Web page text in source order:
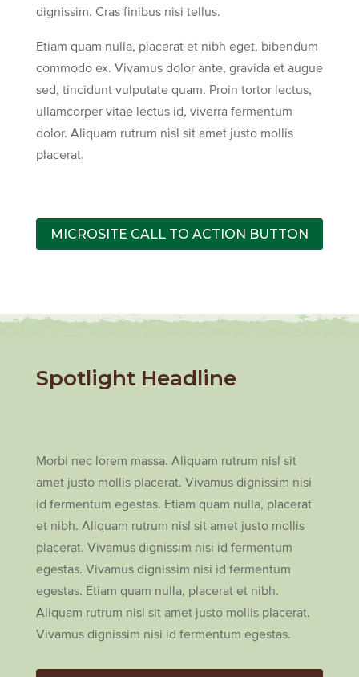
dignissim. Cras finibus nisi tellus.
Etiam quam nulla, placerat et nibh eget, bibendum
commodo ex. Vivamus dolor ante, gravida et augue
sed, tincidunt vulputate quam. Proin tortor lectus,
ullamcorper vitae lectus id, viverra fermentum
dolor. Aliquam rutrum nisl sit amet justo mollis
placerat.
MICROSITE CALL TO ACTION BUTTON
Spotlight Headline
Morbi nec lorem massa. Aliquam rutrum nisl sit
amet justo mollis placerat. Vivamus dignissim nisi
id fermentum egestas. Etiam quam nulla, placerat
et nibh. Aliquam rutrum nisl sit amet justo mollis
placerat. Vivamus dignissim nisi id fermentum
egestas. Vivamus dignissim nisi id fermentum
egestas. Etiam quam nulla, placerat et nibh.
Aliquam rutrum nisl sit amet justo mollis placerat.
Vivamus dignissim nisi id fermentum egestas.